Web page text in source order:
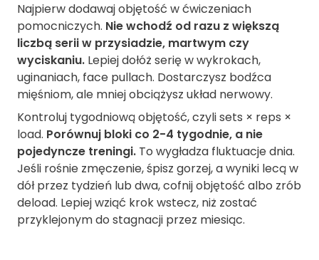
Najpierw dodawaj objętość w ćwiczeniach
pomocniczych. Nie wchodź od razu z większą
liczbą serii w przysiadzie, martwym czy
wyciskaniu. Lepiej dołóż serię w wykrokach,
uginaniach, face pullach. Dostarczysz bodźca
mięśniom, ale mniej obciążysz układ nerwowy.
Kontroluj tygodniową objętość, czyli sets × reps ×
load. Porównuj bloki co 2-4 tygodnie, a nie
pojedyncze treningi. To wygładza fluktuacje dnia.
Jeśli rośnie zmęczenie, śpisz gorzej, a wyniki lecą w
dół przez tydzień lub dwa, cofnij objętość albo zrób
deload. Lepiej wziąć krok wstecz, niż zostać
przyklejonym do stagnacji przez miesiąc.